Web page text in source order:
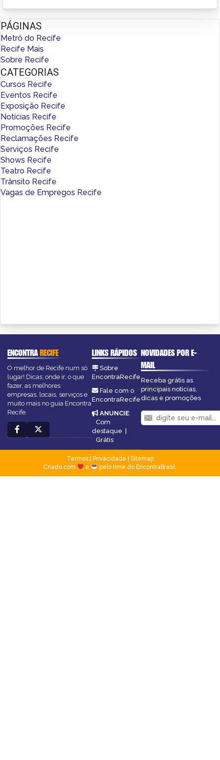
PÁGINAS
Metrô do Recife
Recife Mais
Sobre Recife
CATEGORIAS
Cursos Recife
Eventos Recife
Exposição Recife
Notícias Recife
Promoções Recife
Reclamações Recife
Serviços Recife
Shows Recife
Teatro Recife
Trânsito Recife
Vagas de Empregos Recife
ENCONTRARECIFE
O melhor de Recife num só
lugar! Dicas, onde ir, o que
fazer, as melhores
empresas, locais, serviços e
muito mais no guia Encontra
Recife.
LINKS RÁPIDOS
Sobre
EncontraRecife
Fale com o
EncontraRecife
ANUNCIE:
Com
destaque |
Grátis
NOVIDADES POR E-
MAIL
Receba grátis as
principais notícias,
dicas e promoções
Termos| Privacidade
Sitemap
Criado com
e pelo time do EncontraBrasil